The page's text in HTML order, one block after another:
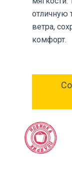
отличную
ветра,
комфорт.